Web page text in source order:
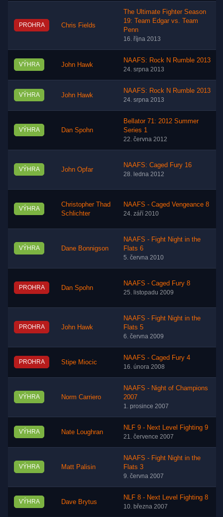
PROHRA Chris Fields
The Ultimate Fighter Season
19: Team Edgar vs. Team
Penn
16. října 2013
VÝHRA John Hawk
NAAFS: Rock N Rumble 2013
24. srpna 2013
VÝHRA John Hawk
NAAFS: Rock N Rumble 2013
24. srpna 2013
VÝHRA Dan Spohn
Bellator 71: 2012 Summer
Series 1
22. června 2012
VÝHRA John Opfar
NAAFS: Caged Fury 16
28. ledna 2012
VÝHRA
Christopher Thad
Schlichter
NAAFS - Caged Vengeance 8
24. září 2010
VÝHRA Dane Bonnigson
NAAFS - Fight Night in the
Flats 6
5. června 2010
PROHRA Dan Spohn
NAAFS - Caged Fury 8
25. listopadu 2009
PROHRA John Hawk
NAAFS - Fight Night in the
Flats 5
6. června 2009
PROHRA Stipe Miocic
NAAFS - Caged Fury 4
16. února 2008
VÝHRA Norm Carriero
NAAFS - Night of Champions
2007
1. prosince 2007
VÝHRA Nate Loughran
NLF 9 - Next Level Fighting 9
21. července 2007
VÝHRA Matt Palisin
NAAFS - Fight Night in the
Flats 3
9. června 2007
VÝHRA Dave Brytus
NLF 8 - Next Level Fighting 8
10. března 2007